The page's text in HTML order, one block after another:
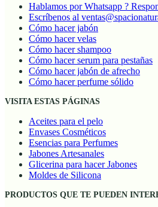
Hablamos por Whatsapp ?
Escríbenos al
Cómo hacer jabón
Cómo hacer velas
Cómo hacer shampoo
Cómo hacer serum para pestañas
Cómo hacer jabón de afrecho
Cómo hacer perfume sólido
VISITA ESTAS PÁGINAS
Aceites para el pelo
Envases Cosméticos
Esencias para Perfumes
Jabones Artesanales
Glicerina para hacer Jabones
Moldes de Silicona
PRODUCTOS QUE TE PUEDEN